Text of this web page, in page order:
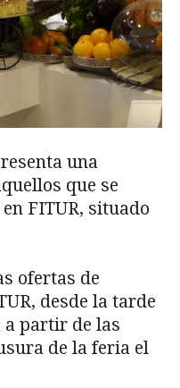
una
que se
FITUR, situado
ofertas de
desde la tarde
a partir de las
de la feria el